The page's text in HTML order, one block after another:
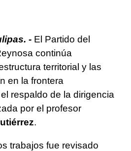
- El Partido del
continúa
territorial y las
en la frontera
respaldo de la dirigencia
por el profesor
.
trabajos fue revisado